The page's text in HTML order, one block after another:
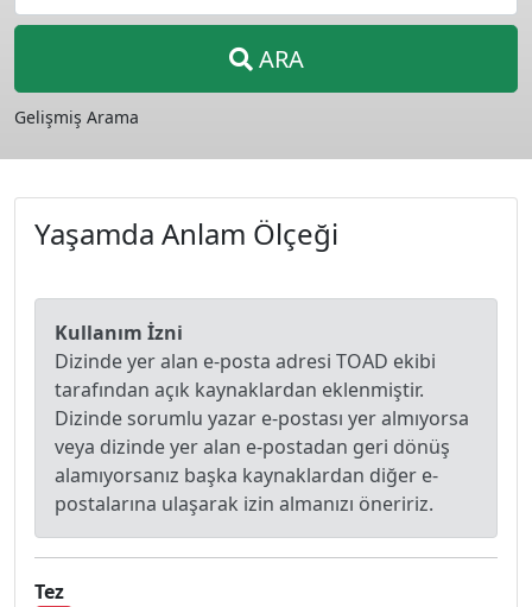
ARA
Gelişmiş Arama
Yaşamda Anlam Ölçeği
Kullanım İzni
Dizinde yer alan e-posta adresi TOAD ekibi
tarafından açık kaynaklardan eklenmiştir.
Dizinde sorumlu yazar e-postası yer almıyorsa
veya dizinde yer alan e-postadan geri dönüş
alamıyorsanız başka kaynaklardan diğer e-
postalarına ulaşarak izin almanızı öneririz.
Tez